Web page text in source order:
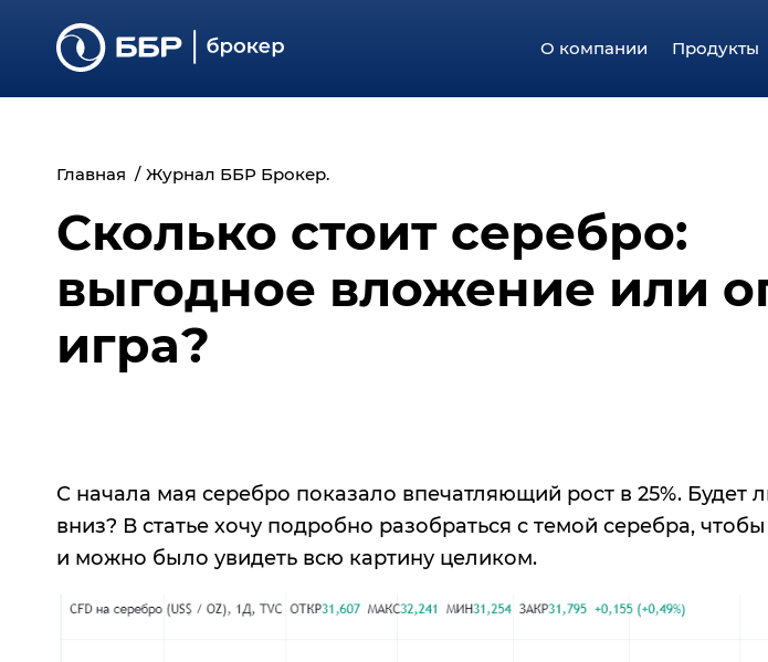
О компании Продукты
Главная Журнал ББР Брокер.
Сколько стоит серебро:
выгодное вложение или
игра?
С начала мая серебро показало впечатляющий рост в 25%.
вниз? В статье хочу подробно разобраться с темой серебра,
и можно было увидеть всю картину целиком.